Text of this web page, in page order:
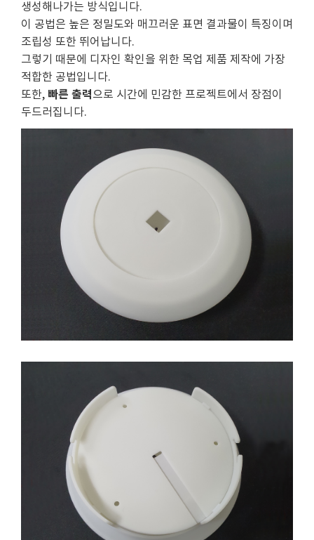
생성해나가는 방식입니다.
이 공법은 높은 정밀도와 매끄러운 표면 결과물이 특징이며
조립성 또한 뛰어납니다.
그렇기 때문에 디자인 확인을 위한 목업 제품 제작에 가장
적합한 공법입니다.
또한, 빠른 출력으로 시간에 민감한 프로젝트에서 장점이
두드러집니다.